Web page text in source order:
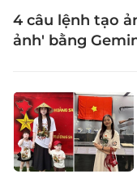
4 câu lệnh tạo
ảnh' bằng